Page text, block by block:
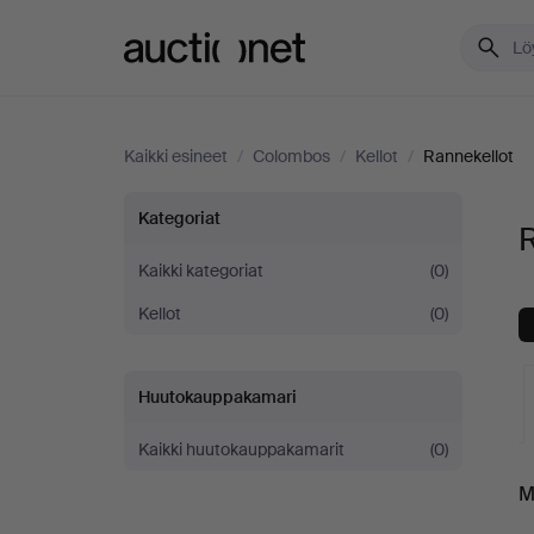
Kaikki esineet / Colombos / Kellot / Rannekellot
Rannekellot
Colombos
yrityksessä
Kategoriat
Kaikki kategoriat
(0)
Kellot
(0)
Huutokauppakamari
Kaikki huutokauppakamarit (0)